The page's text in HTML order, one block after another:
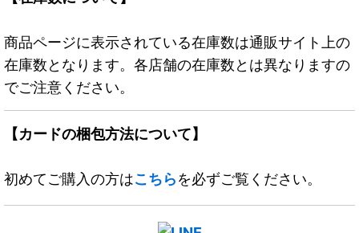
商品ページに表示されている在庫数は通販サイト上の
在庫数となります。各店舗の在庫数とは異なりますの
でご注意ください。
【カードの梱包方法について】
初めてご購入の方はこちらを必ずご覧ください。